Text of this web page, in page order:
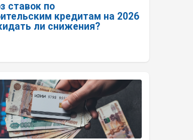
ставок по
кредитам на 2026
ли снижения?